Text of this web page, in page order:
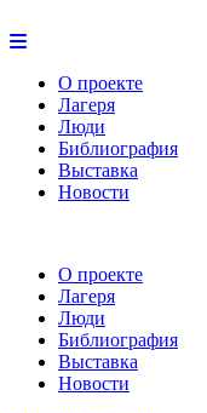
О проекте
Лагеря
Люди
Библиография
Выставка
Новости
О проекте
Лагеря
Люди
Библиография
Выставка
Новости